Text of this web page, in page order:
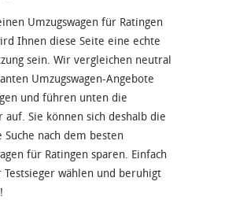
Umzugswagen für Ratingen
Ihnen diese Seite eine echte
sein. Wir vergleichen neutral
Umzugswagen-Angebote
und führen unten die
auf. Sie können sich deshalb die
Suche nach dem besten
für Ratingen sparen. Einfach
Testsieger wählen und beruhigt